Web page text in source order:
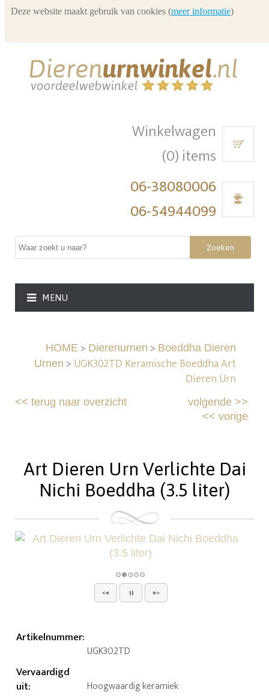
Winkelwagen
(0) items
06-38080006
06-54944099
Zoeken
MENU
HOME> Dierenurnen > Boeddha Dieren
Urnen > UGK302TD Keramische Boeddha Art
Dieren Urn
<<terug naar overzicht volgende>>
<< vorige
Art Dieren Urn Verlichte Dai
Nichi Boeddha (3.5 liter)
Artikelnummer:
UGK302TD
Vervaardigd
uit: Hoogwaardig keramiek
Deze website maakt gebruik van cookies (meer informatie)